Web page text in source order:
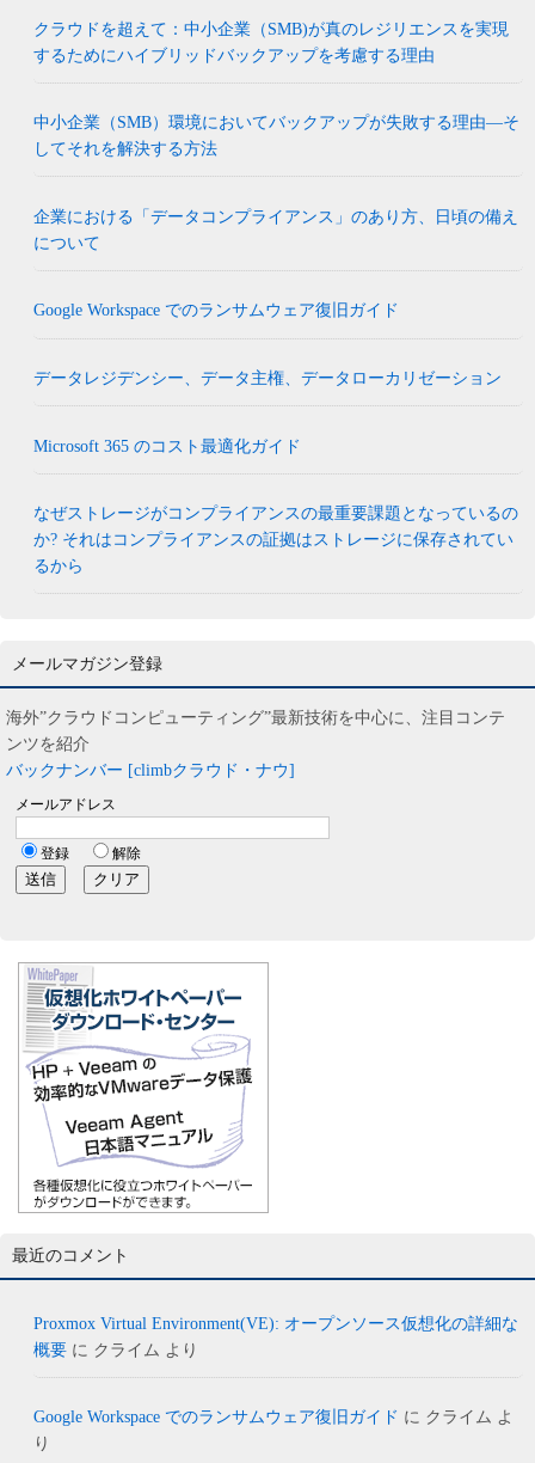
クラウドを超えて：中小企業（SMB)が真のレジリエンスを実現
するためにハイブリッドバックアップを考慮する理由
中小企業（SMB）環境においてバックアップが失敗する理由―そ
してそれを解決する方法
企業における「データコンプライアンス」のあり方、日頃の備え
について
Google Workspace でのランサムウェア復旧ガイド
データレジデンシー、データ主権、データローカリゼーション
Microsoft 365 のコスト最適化ガイド
なぜストレージがコンプライアンスの最重要課題となっているの
か? それはコンプライアンスの証拠はストレージに保存されてい
るから
メールマガジン登録
海外”クラウドコンピューティング”最新技術を中心に、注目コンテ
ンツを紹介
バックナンバー [climbクラウド・ナウ]
最近のコメント
Proxmox Virtual Environment(VE): オープンソース仮想化の詳細な
概要 に クライム より
Google Workspace でのランサムウェア復旧ガイド に クライム よ
り